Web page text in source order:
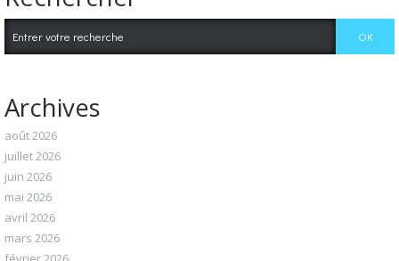
Archives
août 2026
juillet 2026
juin 2026
mai 2026
avril 2026
mars 2026